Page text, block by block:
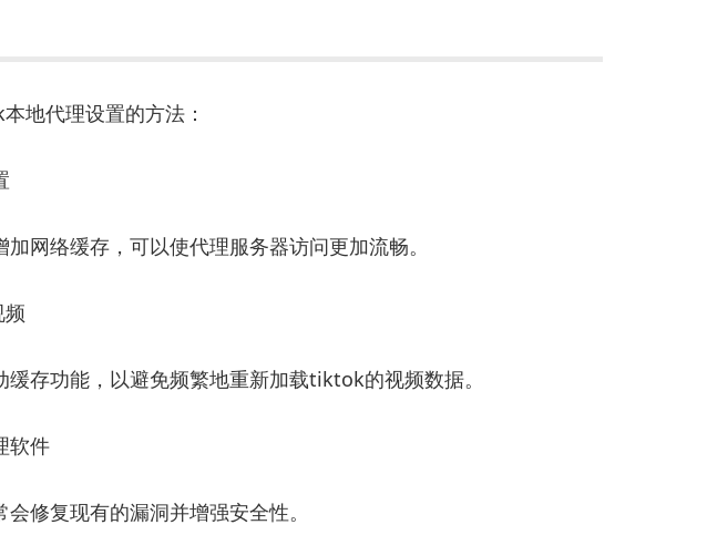
地代理设置的方法：
网络缓存，可以使代理服务器访问更加流畅。
存功能，以避免频繁地重新加载tiktok的视频数据。
软件
修复现有的漏洞并增强安全性。